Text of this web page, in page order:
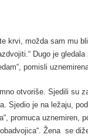
krvi, možda sam mu
Dugo je
pomisli
otvoriše. Sjedili su
Sjedio je na ležaju,
promuca uznemiren,
Žena se